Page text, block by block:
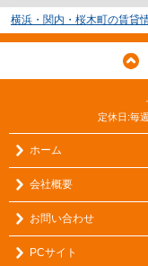
横浜・関内・桜木町の賃貸
定休日:毎
ホーム
会社概要
お問い合わせ
PCサイト